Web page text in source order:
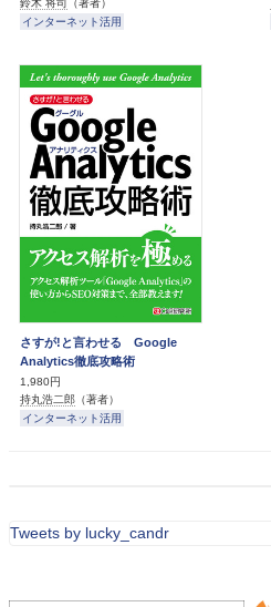
鈴木 将司
（著者）
インターネット活用
さすが!と言わせる Google
Analytics徹底攻略術
1,980円
持丸浩二郎 （著者）
インターネット活用
Tweets by lucky_candr